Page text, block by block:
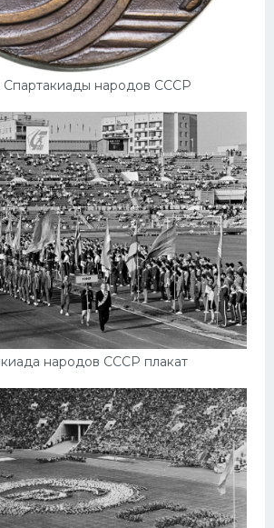
народов СССР
народов СССР плакат